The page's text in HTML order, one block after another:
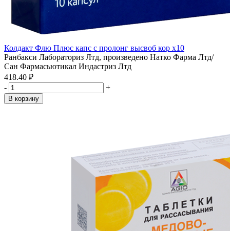
Колдакт Флю Плюс капс с пролонг высвоб кор x10
Ранбакси Лабораториз Лтд, произведено Натко Фарма Лтд/
Сан Фармасьютикал Индастриз Лтд
418.40 ₽
-
+
В корзину